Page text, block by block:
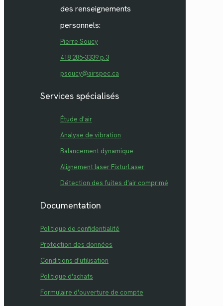
des renseignements
personnels:
Pierre Soucy
418 285-3339 p.3
psoucy@airspec.ca
Services spécialisés
Étude d'air
Analyse de vibration
Balancement dynamique
Alignement laser FixturLaser
Détection des fuites d'air comprimé
Documentation
Politique de confidentialité
Protection des données
Conditions d'utilisation
Politique d'achats
Formulaire d'ouverture de compte